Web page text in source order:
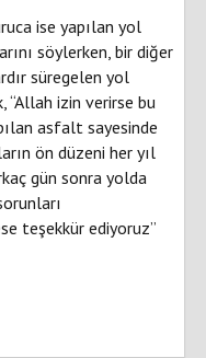
ise yapılan yol
söylerken, bir diğer
süregelen yol
“Allah izin verirse bu
asfalt sayesinde
ön düzeni her yıl
gün sonra yolda
teşekkür ediyoruz”